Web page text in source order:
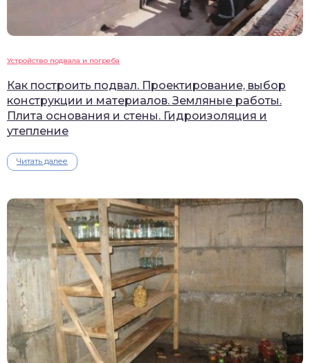
Устройство подвала и погреба
Как построить подвал. Проектирование, выбор
конструкции и материалов. Земляные работы.
Плита основания и стены. Гидроизоляция и
утепление
Читать далее